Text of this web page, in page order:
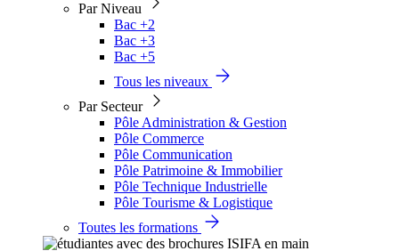
Par Niveau
Bac +2
Bac +3
Bac +5
Tous les niveaux
Par Secteur
Pôle Administration & Gestion
Pôle Commerce
Pôle Communication
Pôle Patrimoine & Immobilier
Pôle Technique Industrielle
Pôle Tourisme & Logistique
Toutes les formations